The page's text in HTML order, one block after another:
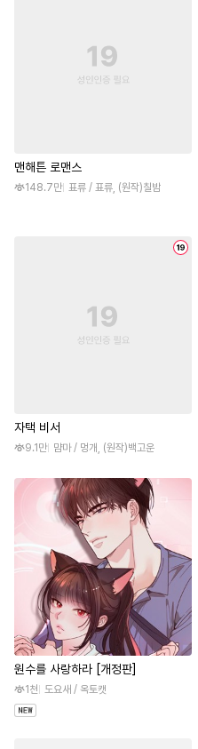
맨해튼 로맨스
148.7만 표류 / 표류, (원작)칠밤
자택 비서
9.1만 먐마 / 멍개, (원작)백고운
원수를 사랑하라 [개정판]
1천 도요새 / 옥토캣